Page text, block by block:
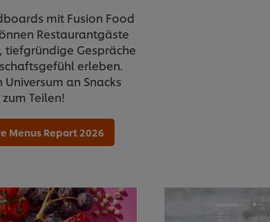
mit Fusion Food
Restaurantgäste
tiefgründige Gespräche
erleben.
an Snacks
Teilen!
Menus Report 2026